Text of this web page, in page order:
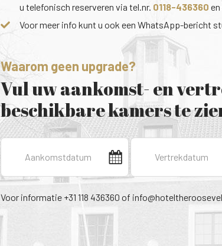
u telefonisch reserveren via tel.nr. 0118-436360
Voor meer info kunt u ook een WhatsApp-bericht
Waarom geen upgrade?
Vul uw aankomst- en
beschikbare kamers te
Voor informatie +31 118 436360 of